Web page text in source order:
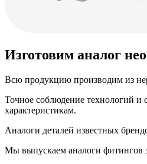
Изготовим аналог
Всю продукцию производим из
Точное соблюдение технологий и
характеристикам.
Аналоги деталей известных
Мы выпускаем аналоги фитингов